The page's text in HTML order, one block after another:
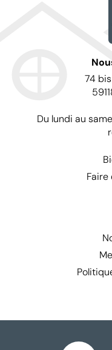
74
Du lundi au
Faire